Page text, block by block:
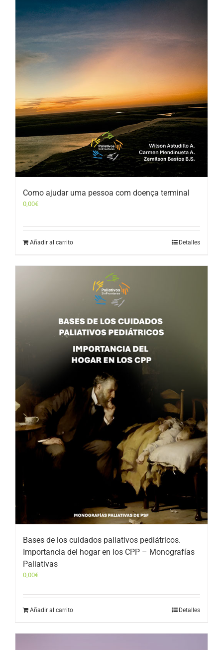
Como ajudar uma pessoa com doença terminal
0,00€
Añadir al carrito Detalles
Bases de los cuidados paliativos pediátricos.
Importancia del hogar en los CPP – Monografías
Paliativas
0,00€
Añadir al carrito Detalles